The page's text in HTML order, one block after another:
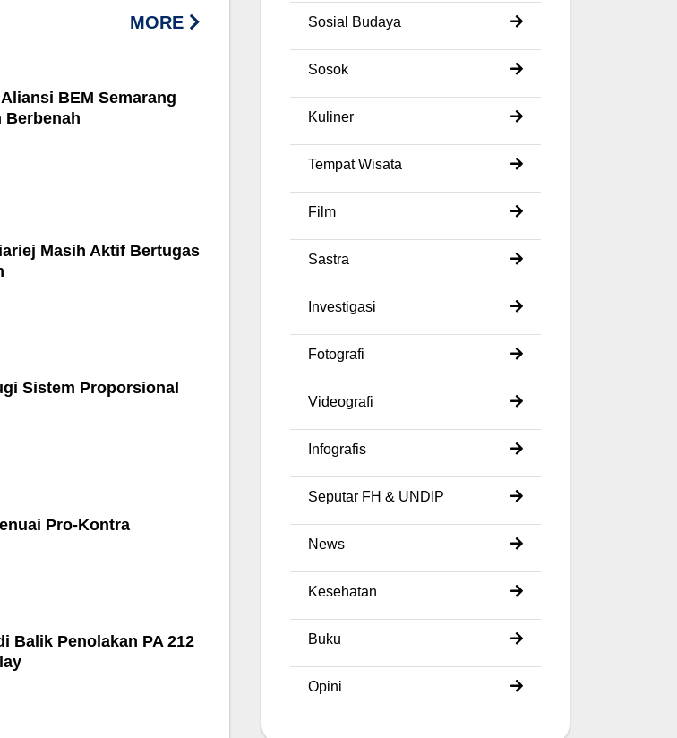
MORE
BEM Semarang
Berbenah
Masih Aktif Bertugas
Sistem Proporsional
Pro-Kontra
Balik Penolakan PA 212
Sosial Budaya
Sosok
Kuliner
Tempat Wisata
Film
Sastra
Investigasi
Fotografi
Videografi
Infografis
Seputar FH & UNDIP
News
Kesehatan
Buku
Opini